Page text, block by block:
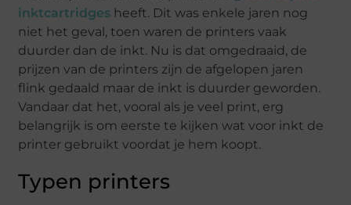
inktcartridges heeft. Dit was enkele jaren nog
niet het geval, toen waren de printers vaak
duurder dan de inkt. Nu is dat omgedraaid, de
prijzen van de printers zijn de afgelopen jaren
flink gedaald maar de inkt is duurder geworden.
Vandaar dat het, vooral als je veel print, erg
belangrijk is om eerste te kijken wat voor inkt de
printer gebruikt voordat je hem koopt.
Typen printers